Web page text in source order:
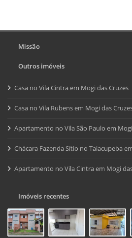
Missão
Outros imóveis
Casa no Vila Cintra em Mogi das Cruzes
Casa no Vila Rubens em Mogi das
Apartamento no Vila São Paulo em
Chácara Fazenda Sítio no Taiacupeba
Apartamento no Vila Cintra em Mogi
Imóveis recentes